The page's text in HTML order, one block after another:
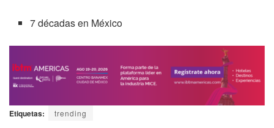
7 décadas en México
Etiquetas: trending